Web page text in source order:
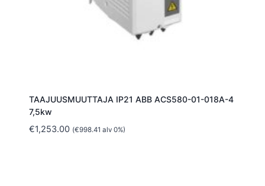
TAAJUUSMUUTTAJA IP21 ABB ACS580-01-018A-4
7,5kw
€1,253.00 (€998.41 alv 0%)